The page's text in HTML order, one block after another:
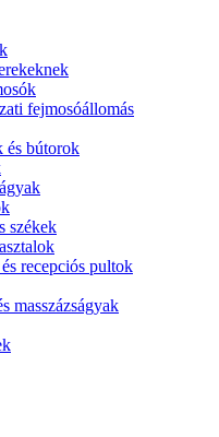
fejmosóállomás
és bútorok
székek
recepciós pultok
masszázságyak